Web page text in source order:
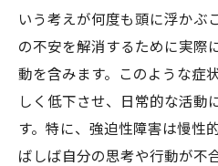
難病の強迫性障害に対
薬物療法の選択肢
認知行動療法（
強迫性障害の治療
術
いう考えが何度も頭に浮かぶ
の不安を解消するために実際
動を含みます。このような症
しく低下させ、日常的な活動
す。特に、強迫性障害は慢性
ばしば自分の思考や行動が不